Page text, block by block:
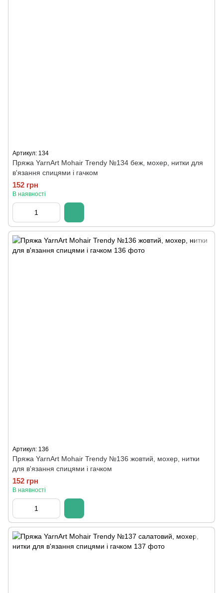
Артикул: 134
Пряжа YarnArt Mohair Trendy №134 беж, мохер, нитки для
в'язання спицями і гачком
152 грн
В наявності
Артикул: 136
Пряжа YarnArt Mohair Trendy №136 жовтий, мохер, нитки
для в'язання спицями і гачком
152 грн
В наявності